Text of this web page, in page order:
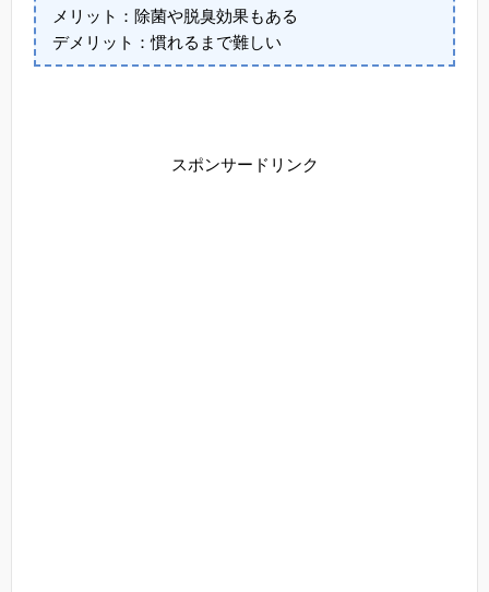
メリット：除菌や脱臭効果もある
デメリット：慣れるまで難しい
スポンサードリンク